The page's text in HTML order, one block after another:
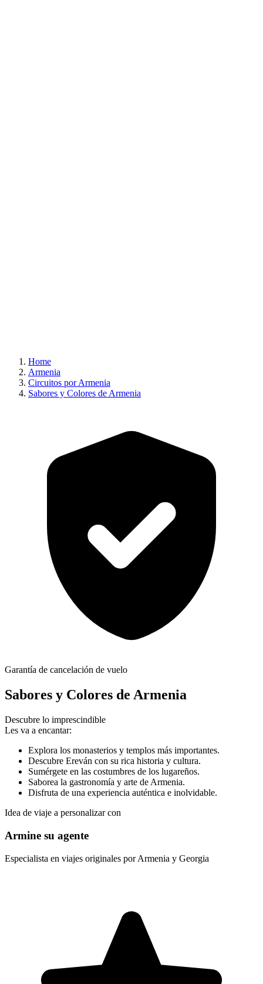
Home
Armenia
Circuitos por Armenia
Sabores y Colores de Armenia
Garantía de cancelación de vuelo
Sabores y Colores de Armenia
Descubre lo imprescindible
Les va a encantar:
Explora los monasterios y templos más importantes.
Descubre Ereván con su rica historia y cultura.
Sumérgete en las costumbres de los lugareños.
Saborea la gastronomía y arte de Armenia.
Disfruta de una experiencia auténtica e inolvidable.
Idea de viaje a personalizar con
Armine su agente
Especialista en viajes originales por Armenia y Georgia